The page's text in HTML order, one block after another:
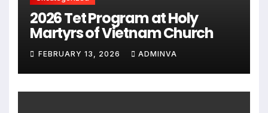
2026 Tet Program at Holy
Martyrs of Vietnam Church
FEBRUARY 13, 2026 ADMINVA